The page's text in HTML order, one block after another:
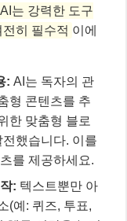
(예: 퀴즈, 투표,
류 시간을 늘리
창작물을 공유
하여 커뮤니티
SEO 툴로 키워
적인 터치는 필